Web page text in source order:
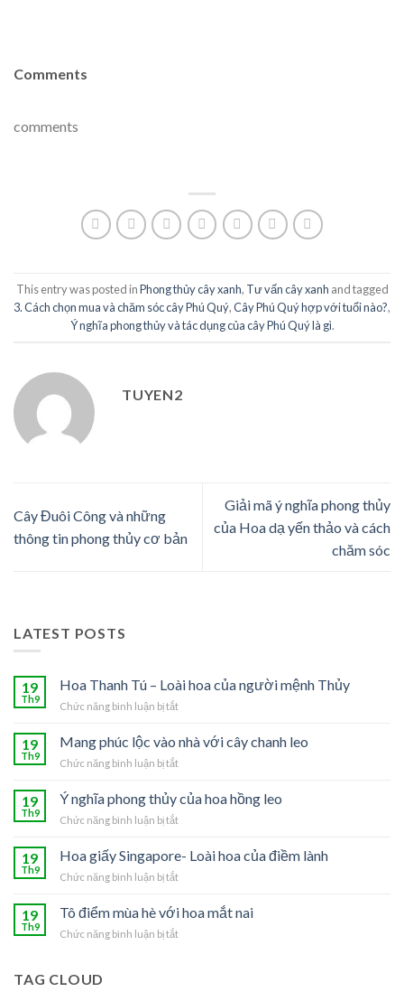
Comments
comments
This entry was posted inPhong thủy cây xanh, Tư vấn cây xanh and tagged
3. Cách chọn mua và chăm sóc cây Phú Quý,Cây Phú Quý hợp với tuổi nào?,
Ý nghĩa phong thủy và tác dụng của cây Phú Quý là gì.
TUYEN2
Cây Đuôi Công và những
thông tin phong thủy cơ bản
Giải mã ý nghĩa phong thủy
của Hoa dạ yến thảo và cách
chăm sóc
LATEST POSTS
19
Th9
Hoa Thanh Tú – Loài hoa của người mệnh Thủy
Chức năng bình luận bị tắt
Thanh
hoa
Thủy
19
Th9
Mang phúc lộc vào nhà với cây chanh leo
Chức năng bình luận bị tắt
phúc
với
19
Th9
Ý nghĩa phong thủy của hoa hồng leo
Chức năng bình luận bị tắt
nghĩa
hoa
19
Th9
Hoa giấy Singapore- Loài hoa của điềm lành
Chức năng bình luận bị tắt
giấy
19
Th9
Tô điểm mùa hè với hoa mắt nai
Chức năng bình luận bị tắt
TAG CLOUD